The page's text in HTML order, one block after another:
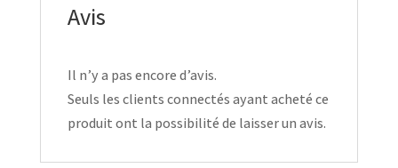
Avis
Il n’y a pas encore d’avis.
Seuls les clients connectés ayant acheté ce
produit ont la possibilité de laisser un avis.